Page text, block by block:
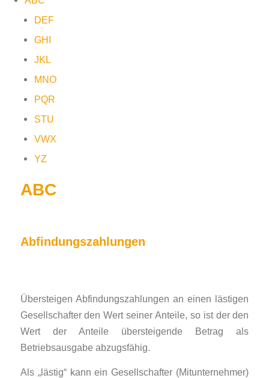
DEF
GHI
JKL
MNO
PQR
STU
VWX
YZ
ABC
Abfindungszahlungen
Übersteigen Abfindungszahlungen an einen lästigen
Gesellschafter den Wert seiner Anteile, so ist der den
Wert der Anteile übersteigende Betrag als
Betriebsausgabe abzugsfähig.
Als „lästig“ kann ein Gesellschafter (Mitunternehmer)